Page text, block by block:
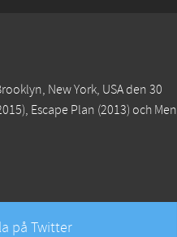
New York, USA den 30
Escape Plan (2013) och Men
på Twitter